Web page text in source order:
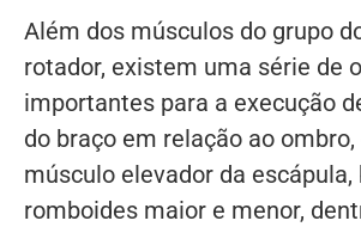
Além dos músculos do grupo
rotador, existem uma série de
importantes para a execução
do braço em relação ao
músculo elevador da escápula,
romboides maior e menor,